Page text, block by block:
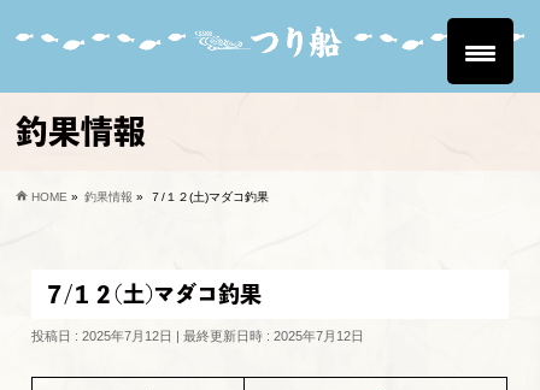
釣果情報
HOME » 釣果情報 » ７/１２(土)マダコ釣果
７/１２(土)マダコ釣果
投稿日 : 2025年7月12日 最終更新日時 : 2025年7月12日